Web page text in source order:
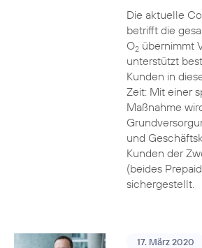
Die aktuelle
betrifft die
O2übernimmt
unterstützt
Kunden in
Zeit: Mit einer
Maßnahme
und
Kunden der
(beides
sichergestellt.
17. März 2020